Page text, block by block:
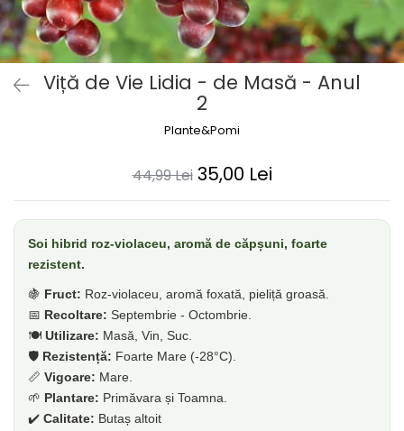
Corn
Smochin
Kaki
Viță de Vie Lidia - de Masă - Anul
2
Plante&Pomi
44,99 Lei 35,00 Lei
Soi hibrid roz-violaceu, aromă de căpșuni, foarte
rezistent.
🍇 Fruct: Roz-violaceu, aromă foxată, pieliță groasă.
📅 Recoltare: Septembrie - Octombrie.
🍽️ Utilizare: Masă, Vin, Suc.
🛡️ Rezistență: Foarte Mare (-28°C).
📏 Vigoare: Mare.
🌱 Plantare: Primăvara și Toamna.
✔️ Calitate: Butaș altoit